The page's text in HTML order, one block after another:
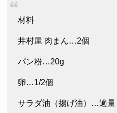
材料
井村屋 肉まん…2個
パン粉…20g
卵…1/2個
サラダ油（揚げ油）…適量